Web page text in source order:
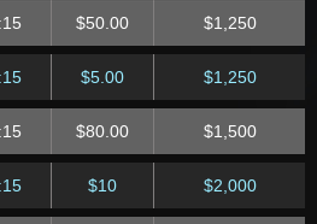
$50.00 $15,000
$5.00 $2,500
$25.00 $5,000
$2.50 $1,500
$60 $1,500
$20.00 $1,500
$5.00 $750
$1 $200
$50.00 $1,250
$5.00 $1,250
$80.00 $1,500
$10 $2,000